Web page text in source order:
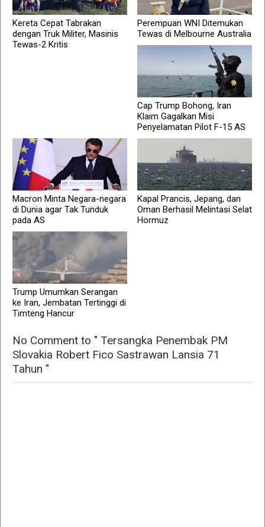
Kereta Cepat Tabrakan
dengan Truk Militer, Masinis
Tewas-2 Kritis
Perempuan WNI Ditemukan
Tewas di Melbourne Australia
Cap Trump Bohong, Iran
Klaim Gagalkan Misi
Penyelamatan Pilot F-15 AS
Macron Minta Negara-negara
di Dunia agar Tak Tunduk
pada AS
Kapal Prancis, Jepang, dan
Oman Berhasil Melintasi Selat
Hormuz
Trump Umumkan Serangan
ke Iran, Jembatan Tertinggi di
Timteng Hancur
No Comment to " Tersangka Penembak PM
Slovakia Robert Fico Sastrawan Lansia 71
Tahun "